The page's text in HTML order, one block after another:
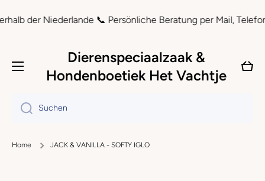
Direkt zum Inhalt
Niederlande 📞 Persönliche Beratung per Mail, Telefon
Dierenspeciaalzaak &
Hondenboetiek Het Vachtje
Suchen
Home JACK & VANILLA - SOFTY IGLO